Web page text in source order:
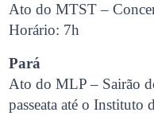
Ato do MTST –
Horário: 7h
Pará
Ato do MLP – Sairão
passeata até o